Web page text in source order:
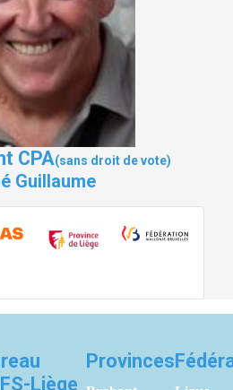
CPA(sans droit de vote)
Guillaume
Liège
Provinces